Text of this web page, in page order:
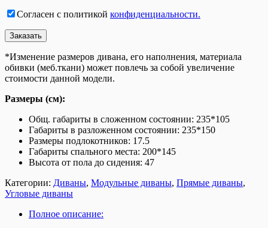
Согласен с политикой конфиденциальности.
*Изменение размеров дивана, его наполнения, материала
обивки (меб.ткани) может повлечь за собой увеличение
стоимости данной модели.
Размеры (см):
Общ. габариты в сложенном состоянии: 235*105
Габариты в разложенном состоянии: 235*150
Размеры подлокотников: 17.5
Габариты спального места: 200*145
Высота от пола до сидения: 47
Категории: Диваны, Модульные диваны, Прямые диваны,
Угловые диваны
Полное описание: